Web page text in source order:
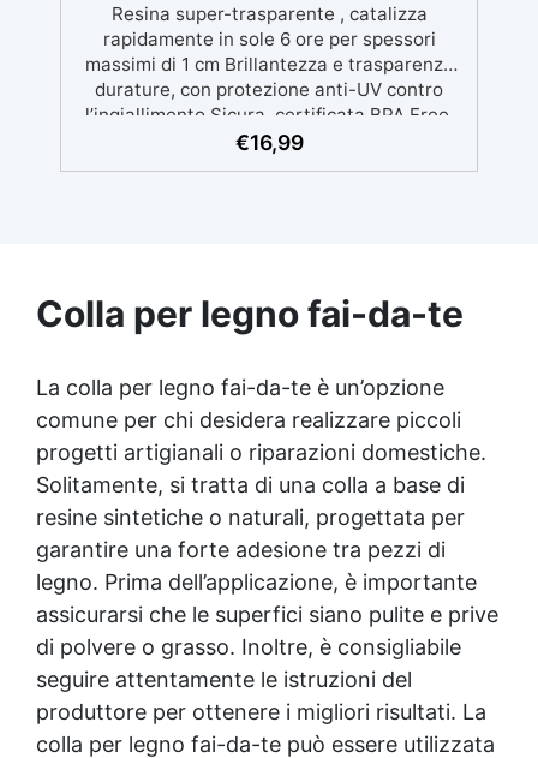
Resina super-trasparente , catalizza
rapidamente in sole 6 ore per spessori
massimi di 1 cm Brillantezza e trasparenza
durature, con protezione anti-UV contro
l’ingiallimento Sicura, certificata BPA Free,
senza solventi e inodore, prodotta al 100% in
€16,99
Colla per legno fai-da-te
La colla per legno fai-da-te è un’opzione
comune per chi desidera realizzare piccoli
progetti artigianali o riparazioni domestiche.
Solitamente, si tratta di una colla a base di
resine sintetiche o naturali, progettata per
garantire una forte adesione tra pezzi di
legno. Prima dell’applicazione, è importante
assicurarsi che le superfici siano pulite e prive
di polvere o grasso. Inoltre, è consigliabile
seguire attentamente le istruzioni del
produttore per ottenere i migliori risultati. La
colla per legno fai-da-te può essere utilizzata